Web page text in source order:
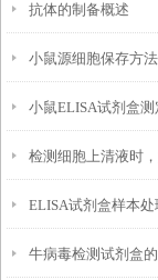
抗体的制备概述
小鼠源细胞保存方
小鼠ELISA试剂盒
必要的试剂
检测细胞上清液时
ELISA实验操作？
ELISA试剂盒样本
牛病毒检测试剂盒